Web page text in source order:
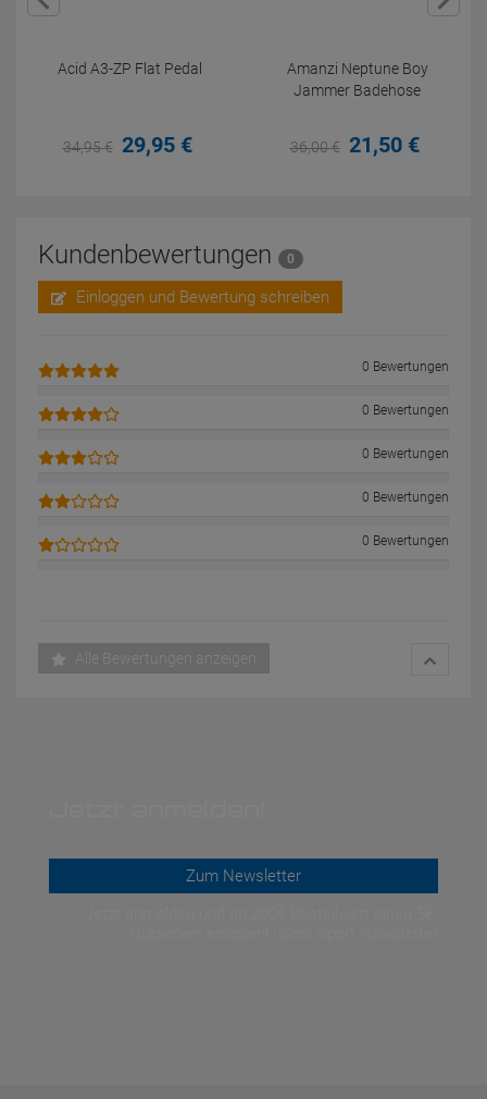
Acid A3-ZP Flat Pedal
34,95€ 29,95 €
Amanzi Neptune Boy
Jammer Badehose
36,00€ 21,50 €
Kundenbewertungen 0
Einloggen und Bewertung schreiben
0 Bewertungen
0 Bewertungen
0 Bewertungen
0 Bewertungen
0 Bewertungen
Alle Bewertungen anzeigen
Zum Newsletter